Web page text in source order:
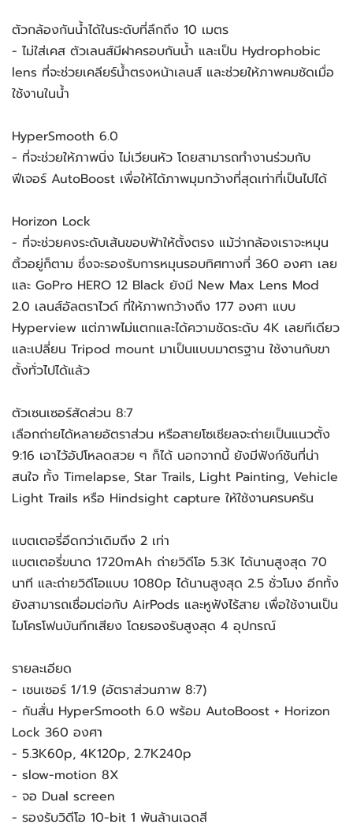
ตัวกล้องกันน้ำได้ในระดับที่ลึกถึง 10 เมตร
- ไม่ใส่เคส ตัวเลนส์มีฝาครอบกันน้ำ และเป็น Hydrophobic
lens ที่จะช่วยเคลียร์น้ำตรงหน้าเลนส์ และช่วยให้ภาพคมชัดเมื่อ
ใช้งานในน้ำ
HyperSmooth 6.0
- ที่จะช่วยให้ภาพนิ่ง ไม่เวียนหัว โดยสามารถทำงานร่วมกับ
ฟีเจอร์ AutoBoost เพื่อให้ได้ภาพมุมกว้างที่สุดเท่าที่เป็นไปได้
Horizon Lock
- ที่จะช่วยคงระดับเส้นขอบฟ้าให้ตั้งตรง แม้ว่ากล้องเราจะหมุน
ติ้วอยู่ก็ตาม ซึ่งจะรองรับการหมุนรอบทิศทางที่ 360 องศา เลย
และ GoPro HERO 12 Black ยังมี New Max Lens Mod
2.0 เลนส์อัลตราไวด์ ที่ให้ภาพกว้างถึง 177 องศา แบบ
Hyperview แต่ภาพไม่แตกและได้ความชัดระดับ 4K เลยทีเดียว
และเปลี่ยน Tripod mount มาเป็นแบบมาตรฐาน ใช้งานกับขา
ตั้งทั่วไปได้แล้ว
ตัวเซนเซอร์สัดส่วน 8:7
เลือกถ่ายได้หลายอัตราส่วน หรือสายโซเชียลจะถ่ายเป็นแนวตั้ง
9:16 เอาไว้อัปโหลดสวย ๆ ก็ได้ นอกจากนี้ ยังมีฟังก์ชันที่น่า
สนใจ ทั้ง Timelapse, Star Trails, Light Painting, Vehicle
Light Trails หรือ Hindsight capture ให้ใช้งานครบครัน
แบตเตอรี่อึดกว่าเดิมถึง 2 เท่า
แบตเตอรี่ขนาด 1720mAh ถ่ายวิดีโอ 5.3K ได้นานสูงสุด 70
นาที และถ่ายวิดีโอแบบ 1080p ได้นานสูงสุด 2.5 ชั่วโมง อีกทั้ง
ยังสามารถเชื่อมต่อกับ AirPods และหูฟังไร้สาย เพื่อใช้งานเป็น
ไมโครโฟนบันทึกเสียง โดยรองรับสูงสุด 4 อุปกรณ์
รายละเอียด
- เซนเซอร์ 1/1.9 (อัตราส่วนภาพ 8:7)
- กันสั่น HyperSmooth 6.0 พร้อม AutoBoost + Horizon
Lock 360 องศา
- 5.3K60p, 4K120p, 2.7K240p
- slow-motion 8X
- จอ Dual screen
- รองรับวิดีโอ 10-bit 1 พันล้านเฉดสี